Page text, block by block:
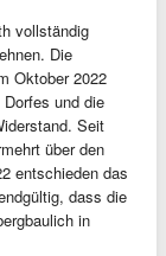
vollständig
Die
Oktober 2022
und die
Seit
über den
entschieden das
dass die
in